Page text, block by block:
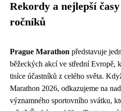
Rekordy a nejlepší
ročníků
Prague Marathon představuje
běžeckých akcí ve střední Evropě,
tisíce účastníků z celého světa.
Marathon 2026, odkazujeme na
významného sportovního svátku,